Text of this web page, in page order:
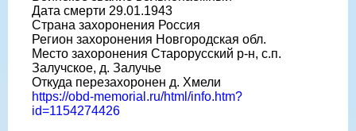
Дата смерти 29.01.1943
Страна захоронения Россия
Регион захоронения Новгородская обл.
Место захоронения Старорусский р-н, с.п.
Залучское, д. Залучье
Откуда перезахоронен д. Хмели
https://obd-memorial.ru/html/info.htm?
id=1154274426